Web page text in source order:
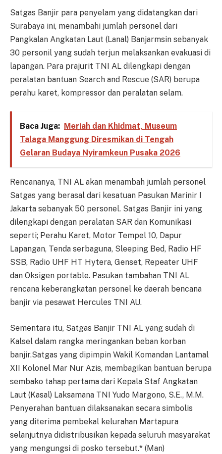
Satgas Banjir para penyelam yang didatangkan dari
Surabaya ini, menambahi jumlah personel dari
Pangkalan Angkatan Laut (Lanal) Banjarmsin sebanyak
30 personil yang sudah terjun melaksankan evakuasi di
lapangan. Para prajurit TNI AL dilengkapi dengan
peralatan bantuan Search and Rescue (SAR) berupa
perahu karet, kompressor dan peralatan selam.
Baca Juga: Meriah dan Khidmat, Museum
Talaga Manggung Diresmikan di Tengah
Gelaran Budaya Nyiramkeun Pusaka 2026
Rencananya, TNI AL akan menambah jumlah personel
Satgas yang berasal dari kesatuan Pasukan Marinir I
Jakarta sebanyak 50 personel. Satgas Banjir ini yang
dilengkapi dengan peralatan SAR dan Komunikasi
seperti; Perahu Karet, Motor Tempel 10, Dapur
Lapangan, Tenda serbaguna, Sleeping Bed, Radio HF
SSB, Radio UHF HT Hytera, Genset, Repeater UHF
dan Oksigen portable. Pasukan tambahan TNI AL
rencana keberangkatan personel ke daerah bencana
banjir via pesawat Hercules TNI AU.
Sementara itu, Satgas Banjir TNI AL yang sudah di
Kalsel dalam rangka meringankan beban korban
banjir.Satgas yang dipimpin Wakil Komandan Lantamal
XII Kolonel Mar Nur Azis, membagikan bantuan berupa
sembako tahap pertama dari Kepala Staf Angkatan
Laut (Kasal) Laksamana TNI Yudo Margono, S.E., M.M.
Penyerahan bantuan dilaksanakan secara simbolis
yang diterima pembekal kelurahan Martapura
selanjutnya didistribusikan kepada seluruh masyarakat
yang mengungsi di posko tersebut.* (Man)